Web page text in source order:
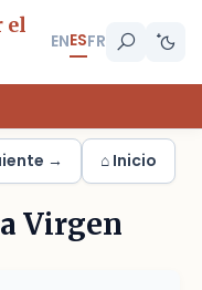
el
ENESFR
→ ⌂ Inicio
Virgen